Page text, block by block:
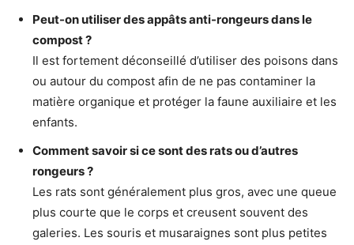
Peut-on utiliser des appâts anti-rongeurs dans le
compost ?
Il est fortement déconseillé d’utiliser des poisons dans
ou autour du compost afin de ne pas contaminer la
matière organique et protéger la faune auxiliaire et les
enfants.
Comment savoir si ce sont des rats ou d’autres
rongeurs ?
Les rats sont généralement plus gros, avec une queue
plus courte que le corps et creusent souvent des
galeries. Les souris et musaraignes sont plus petites